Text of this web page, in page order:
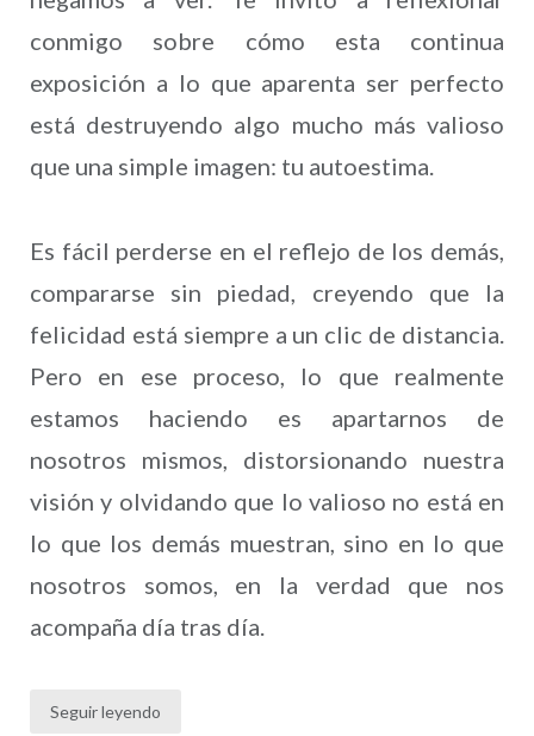
conmigo sobre cómo esta continua
exposición a lo que aparenta ser perfecto
está destruyendo algo mucho más valioso
que una simple imagen: tu autoestima.
Es fácil perderse en el reflejo de los demás,
compararse sin piedad, creyendo que la
felicidad está siempre a un clic de distancia.
Pero en ese proceso, lo que realmente
estamos haciendo es apartarnos de
nosotros mismos, distorsionando nuestra
visión y olvidando que lo valioso no está en
lo que los demás muestran, sino en lo que
nosotros somos, en la verdad que nos
acompaña día tras día.
Seguir leyendo